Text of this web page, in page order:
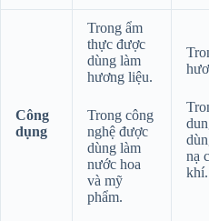
Công
dụng
Trong ẩm
thực được
dùng làm
hương liệu.
Trong công
nghệ được
dùng làm
nước hoa
và mỹ
phẩm.
nạ
khí.